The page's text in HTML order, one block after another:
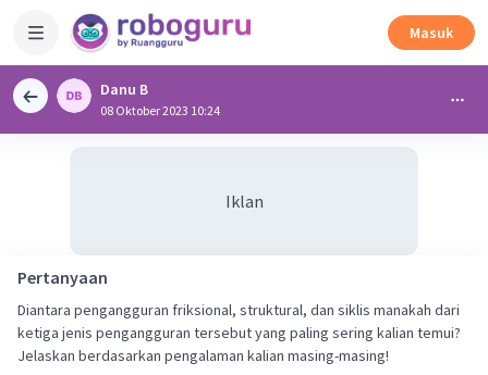
Masuk
Danu B
08 Oktober 2023 10:24
Iklan
Pertanyaan
Diantara pengangguran friksional, struktural, dan siklis manakah dari
ketiga jenis pengangguran tersebut yang paling sering kalian temui?
Jelaskan berdasarkan pengalaman kalian masing-masing!